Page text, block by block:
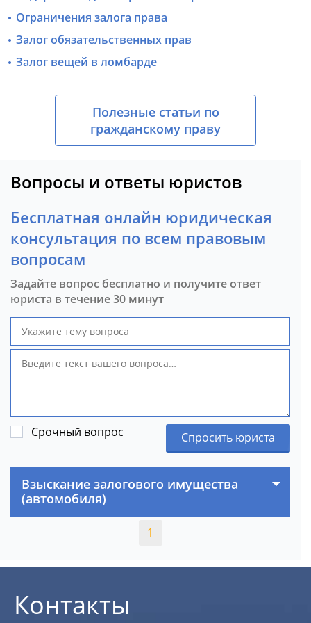
Ограничения залога права
Залог обязательственных прав
Залог вещей в ломбарде
Полезные статьи по
гражданскому праву
Вопросы и ответы юристов
Бесплатная онлайн юридическая
консультация по всем правовым
вопросам
Задайте вопрос бесплатно и получите ответ
юриста в течение 30 минут
Срочный вопрос Спросить юриста
Взыскание залогового имущества
(автомобиля)
1
Контакты